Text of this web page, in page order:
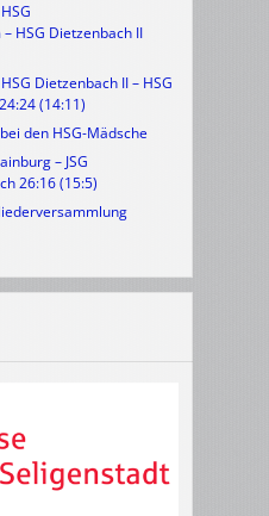
HSG Dietzenbach II
Dietzenbach II – HSG
(14:11)
den HSG-Mädsche
– JSG
26:16 (15:5)